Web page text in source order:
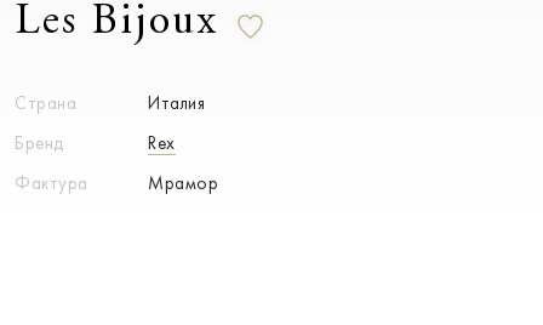
Les Bijoux
Страна
Италия
Бренд
Rex
Фактура
Мрамор